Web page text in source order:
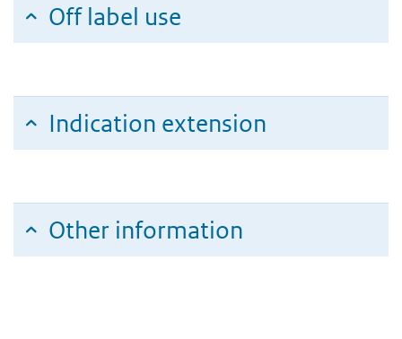
Off label use
Indication extension
Other information